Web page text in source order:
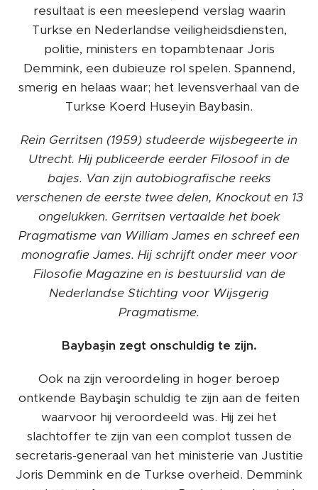
resultaat is een meeslepend verslag waarin
Turkse en Nederlandse veiligheidsdiensten,
politie, ministers en topambtenaar Joris
Demmink, een dubieuze rol spelen. Spannend,
smerig en helaas waar; het levensverhaal van de
Turkse Koerd Huseyin Baybasin.
Rein Gerritsen (1959) studeerde wijsbegeerte in
Utrecht. Hij publiceerde eerder Filosoof in de
bajes. Van zijn autobiografische reeks
verschenen de eerste twee delen, Knockout en 13
ongelukken. Gerritsen vertaalde het boek
Pragmatisme van William James en schreef een
monografie James. Hij schrijft onder meer voor
Filosofie Magazine en is bestuurslid van de
Nederlandse Stichting voor Wijsgerig
Pragmatisme.
Baybaşin zegt onschuldig te zijn.
Ook na zijn veroordeling in hoger beroep
ontkende Baybaşin schuldig te zijn aan de feiten
waarvoor hij veroordeeld was. Hij zei het
slachtoffer te zijn van een complot tussen de
secretaris-generaal van het ministerie van Justitie
Joris Demmink en de Turkse overheid. Demmink